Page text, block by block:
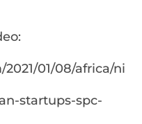
01/08/africa/ni
startups-spc-